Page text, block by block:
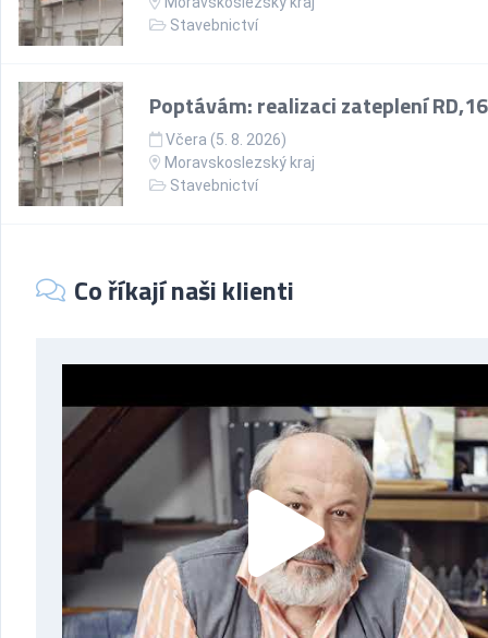
Stavebnictví
Poptávám: realizaci zateplení
Včera (5. 8. 2026)
Moravskoslezský kraj
Stavebnictví
Co říkají naši klienti